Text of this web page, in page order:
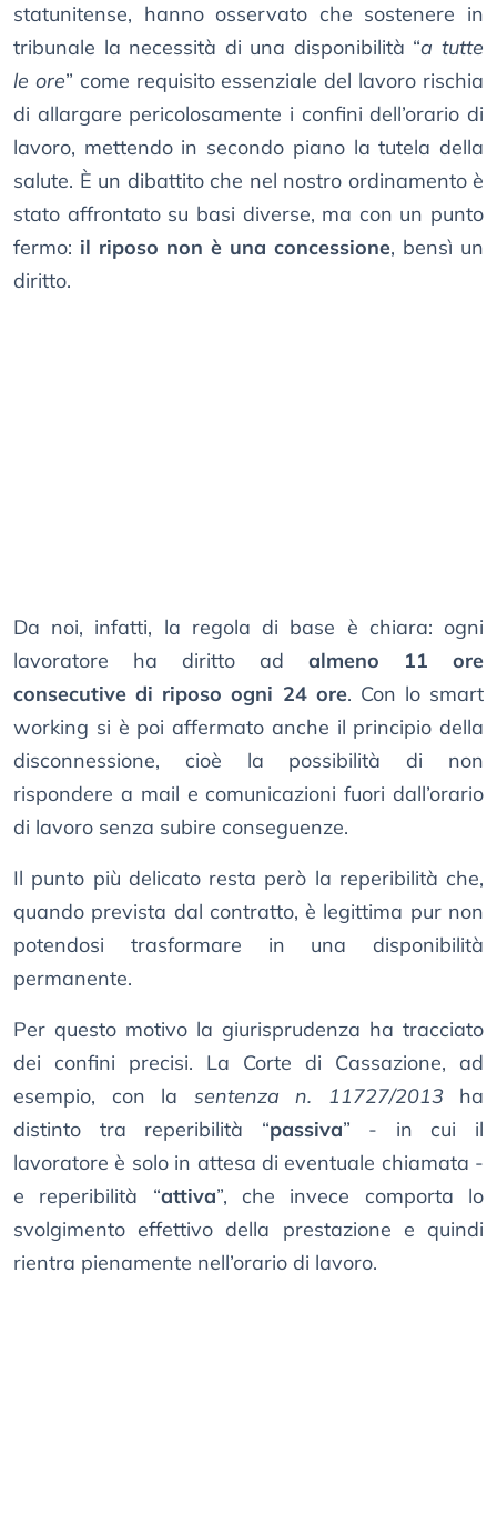
statunitense, hanno osservato che sostenere in
tribunale la necessità di una disponibilità “a tutte
le ore” come requisito essenziale del lavoro rischia
di allargare pericolosamente i confini dell’orario di
lavoro, mettendo in secondo piano la tutela della
salute. È un dibattito che nel nostro ordinamento è
stato affrontato su basi diverse, ma con un punto
fermo: il riposo non è una concessione, bensì un
diritto.
Da noi, infatti, la regola di base è chiara: ogni
lavoratore ha diritto ad almeno 11 ore
consecutive di riposo ogni 24 ore. Con lo smart
working si è poi affermato anche il principio della
disconnessione, cioè la possibilità di non
rispondere a mail e comunicazioni fuori dall’orario
di lavoro senza subire conseguenze.
Il punto più delicato resta però la reperibilità che,
quando prevista dal contratto, è legittima pur non
potendosi trasformare in una disponibilità
permanente.
Per questo motivo la giurisprudenza ha tracciato
dei confini precisi. La Corte di Cassazione, ad
esempio, con la sentenza n. 11727/2013 ha
distinto tra reperibilità “passiva” - in cui il
lavoratore è solo in attesa di eventuale chiamata -
e reperibilità “attiva”, che invece comporta lo
svolgimento effettivo della prestazione e quindi
rientra pienamente nell’orario di lavoro.